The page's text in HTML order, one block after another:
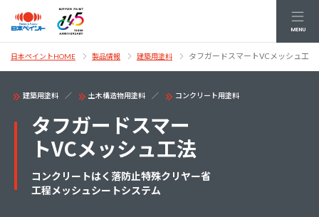
MENU
日本ペイントHOME 製品情報 建築用塗料 タフガードスマートVCメッシュ工法
建築用塗料 土木構造物用塗料 コンクリート用塗料
タフガードスマー
トVCメッシュ工法
コンクリートはく落防止特殊クリヤー省
工程メッシュシートシステム